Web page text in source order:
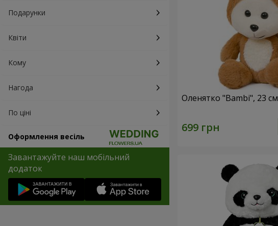
Подарунки
Квіти
Кому
Нагода
По ціні
Оформлення весіль
Завантажуйте наш мобільний
додаток
Оленятко "Bambi", 23 см